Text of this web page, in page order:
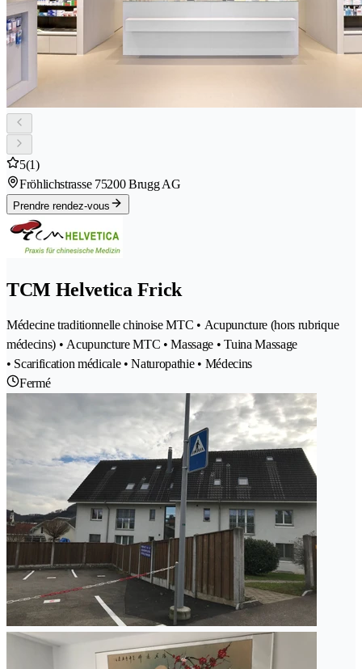
5(1)
Fröhlichstrasse 75200 Brugg AG
Prendre rendez-vous
TCM Helvetica Frick
Médecine traditionnelle chinoise MTC • Acupuncture (hors rubrique
médecins) • Acupuncture MTC • Massage • Tuina Massage
• Scarification médicale • Naturopathie • Médecins
Fermé